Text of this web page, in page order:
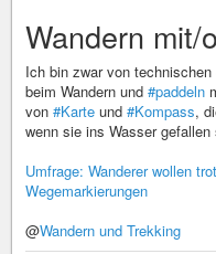
Wandern mit/
Ich bin zwar von
beim Wandern und #paddeln
von #Karte und #Kompass,
wenn sie ins Wasser gefallen
Umfrage: Wanderer wollen
Wegemarkierungen
@Wandern und Trekking